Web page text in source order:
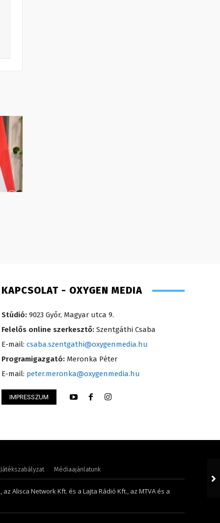
– műsorvezető
KAPCSOLAT - OXYGEN MEDIA
Stúdió: 9023 Győr, Magyar utca 9.
Felelős online szerkesztő: Szentgáthi Csaba
E-mail: csaba.szentgathi@oxygenmedia.hu
Programigazgató: Meronka Péter
E-mail: peter.meronka@oxygenmedia.hu
IMPRESSZUM
Játékszabályzat Médiaajánlatunk
Alisca Network Kft. és a Lajta Rádió Kft., az MTVA és a